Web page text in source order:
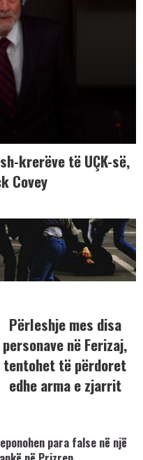
krerëve të UÇK-së,
Covey
Përleshje mes disa
personave në Ferizaj,
tentohet të përdoret
edhe arma e zjarrit
para false në një